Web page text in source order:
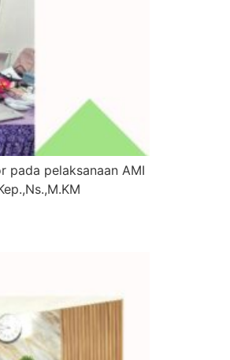
pada pelaksanaan AMI